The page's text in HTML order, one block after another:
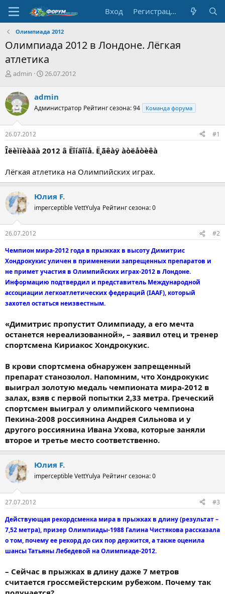
Вход Регистрация
Олимпиада 2012
Олимпиада 2012 в Лондоне. Лёгкая
атлетика
А
т
о
р
т
е
м
ы
admin
Д
а
н
ч
а
26.07.2012
admin
Администратор Рейтинг сезона: 94 Команда форума
26.07.2012 #1
Îëèìïèàäà 2012 â Ëîíäîíå. Ë¸ãêàÿ àòëåòèêà
Лёгкая атлетика на Олимпийских играх.
Юлия F.
imperceptible VettYulya Рейтинг сезона: 0
26.07.2012
#2
Чемпион мира-2012 года в прыжках в высоту Димитрис
Хондрокукис уличен в применении запрещенных препаратов и
не примет участия в Олимпийских играх-2012 в Лондоне.
Информацию подтвердил и представитель Международной
ассоциации легкоатлетических федераций (IAAF), который
захотел остаться неизвестным.
«Димитрис пропустит Олимпиаду, а его мечта
останется нереализованной», – заявил отец и тренер
спортсмена Кириакос Хондрокукис.
В крови спортсмена обнаружен запрещенный
препарат станозолол. Напомним, что Хондрокукис
выиграл золотую медаль чемпионата мира-2012 в
залах, взяв с первой попытки 2,33 метра. Греческий
спортсмен выиграл у олимпийского чемпиона
Пекина-2008 россиянина Андрея Сильнова и у
другого россиянина Ивана Ухова, которые заняли
второе и третье место соответственно.
Юлия F.
imperceptible VettYulya Рейтинг сезона: 0
27.07.2012
#3
Действующая рекордсменка мира в прыжках в длину (результат –
7,52 метра), призер Олимпиады-1988 Галина Чистякова рассказала
о том, почему ее рекорд до сих пор держится, а также оценила
шансы Татьяны Лебедевой на Олимпиаде-2012.
– Сейчас в прыжках в длину даже 7 метров
считается гроссмейстерским рубежом. Почему так